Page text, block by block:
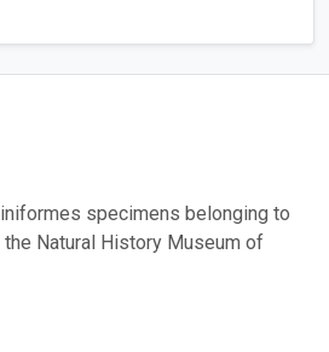
specimens belonging to
Natural History Museum of